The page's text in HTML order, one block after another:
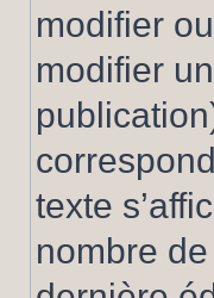
modifier
modifier
texte
nombre